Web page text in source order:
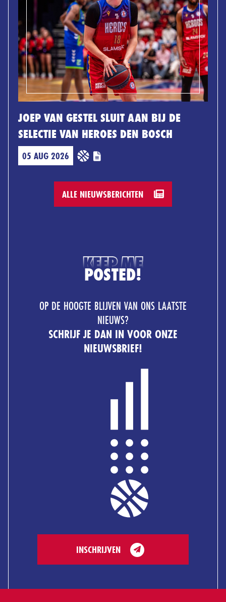
JOEP VAN GESTEL SLUIT AAN BIJ DE
SELECTIE VAN HEROES DEN BOSCH
05 AUG 2026
ALLE NIEUWSBERICHTEN
KEEP ME
POSTED!
OP DE HOOGTE BLIJVEN VAN ONS LAATSTE
NIEUWS?
SCHRIJF JE DAN IN VOOR ONZE
NIEUWSBRIEF!
INSCHRIJVEN